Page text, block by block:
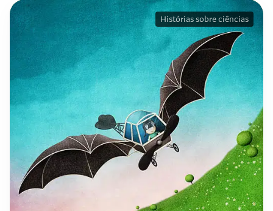
Histórias sobre ciências